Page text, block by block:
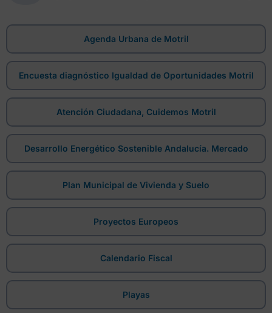
Agenda Urbana de Motril
Encuesta diagnóstico Igualdad de Oportunidades Motril
Atención Ciudadana, Cuidemos Motril
Desarrollo Energético Sostenible Andalucía. Mercado
Plan Municipal de Vivienda y Suelo
Proyectos Europeos
Calendario Fiscal
Playas